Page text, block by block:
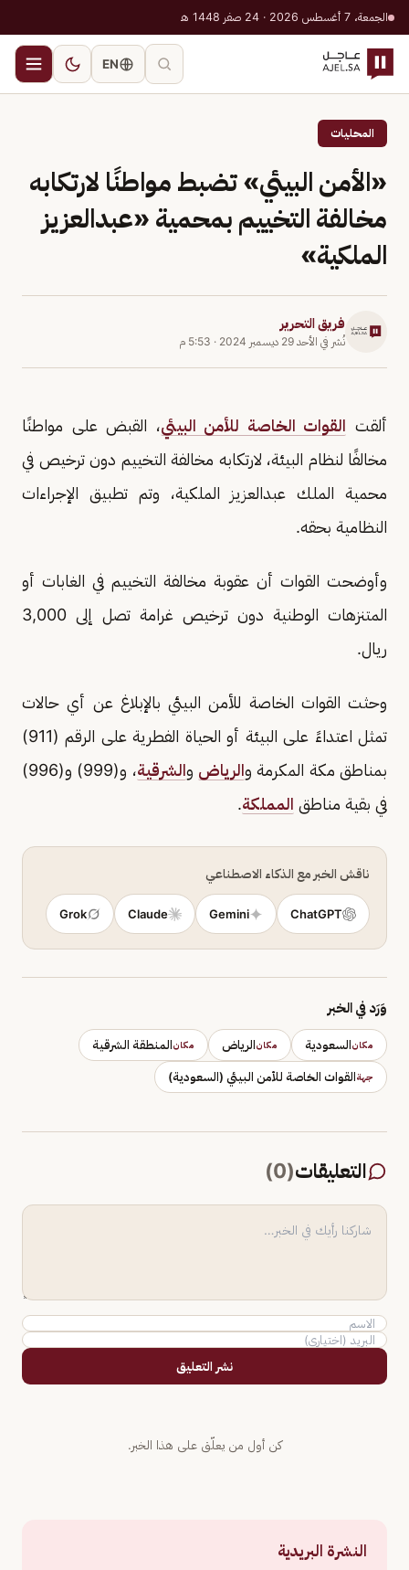
الجمعة، 7 أغسطس 2026 · 24 صفر 1448 هـ
EN
المحليات
«الأمن البيئي» تضبط مواطنًا لارتكابه
مخالفة التخييم بمحمية «عبدالعزيز
الملكية»
فريق التحرير
نُشر في الأحد 29 ديسمبر 2024 · 5:53 م
ألقت القوات الخاصة للأمن البيئي، القبض على مواطنًا
مخالفًا لنظام البيئة، لارتكابه مخالفة التخييم دون ترخيص في
محمية الملك عبدالعزيز الملكية، وتم تطبيق الإجراءات
النظامية بحقه.
وأوضحت القوات أن عقوبة مخالفة التخييم في الغابات أو
المتنزهات الوطنية دون ترخيص غرامة تصل إلى 3,000
ريال.
وحثت القوات الخاصة للأمن البيئي بالإبلاغ عن أي حالات
تمثل اعتداءً على البيئة أو الحياة الفطرية على الرقم (911)
بمناطق مكة المكرمة والرياض والشرقية
، و(999) و(996)
في بقية مناطق المملكة.
ناقش الخبر مع الذكاء الاصطناعي
ChatGPT
Gemini
Claude
Grok
وَرَد في الخبر
مكانالسعودية مكانالرياض مكانالمنطقة الشرقية
جهةالقوات الخاصة للأمن البيئي (السعودية)
التعليقات(
0
)
نشر التعليق
كن أول من يعلّق على هذا الخبر.
النشرة البريدية